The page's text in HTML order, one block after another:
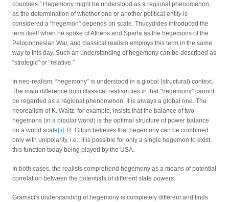
countries.” Hegemony might be understood as a regional phenomenon,
as the determination of whether one or another political entity is
considered a “hegemon” depends on scale. Thucydides introduced the
term itself when he spoke of Athens and Sparta as the hegemons of the
Peloponnesian War, and classical realism employs this term in the same
way to this day. Such an understanding of hegemony can be described as
“strategic” or “relative.”
In neo-realism, “hegemony” is understood in a global (structural) context.
The main difference from classical realism lies in that “hegemony” cannot
be regarded as a regional phenomenon. It is always a global one. The
neorealism of K. Waltz, for example, insists that the balance of two
hegemons (in a bipolar world) is the optimal structure of power balance
on a world scale[ii]. R. Gilpin believes that hegemony can be combined
only with unipolarity, i.e., it is possible for only a single hegemon to exist,
this function today being played by the USA.
In both cases, the realists comprehend hegemony as a means of potential
correlation between the potentials of different state powers.
Gramsci's understanding of hegemony is completely different and finds